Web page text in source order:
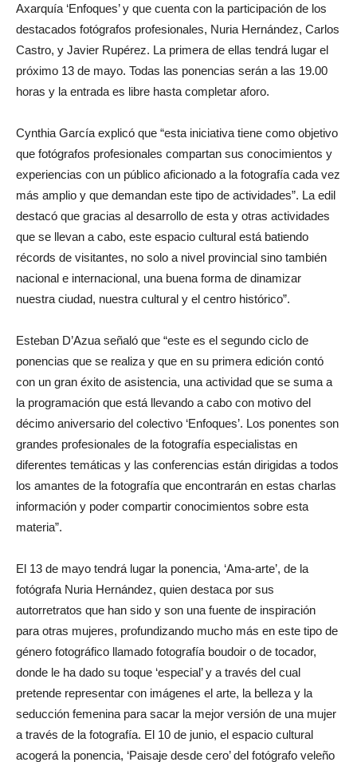
Axarquía ‘Enfoques’ y que cuenta con la participación de los
destacados fotógrafos profesionales, Nuria Hernández, Carlos
Castro, y Javier Rupérez. La primera de ellas tendrá lugar el
próximo 13 de mayo. Todas las ponencias serán a las 19.00
horas y la entrada es libre hasta completar aforo.
Cynthia García explicó que “esta iniciativa tiene como objetivo
que fotógrafos profesionales compartan sus conocimientos y
experiencias con un público aficionado a la fotografía cada vez
más amplio y que demandan este tipo de actividades”. La edil
destacó que gracias al desarrollo de esta y otras actividades
que se llevan a cabo, este espacio cultural está batiendo
récords de visitantes, no solo a nivel provincial sino también
nacional e internacional, una buena forma de dinamizar
nuestra ciudad, nuestra cultural y el centro histórico”.
Esteban D’Azua señaló que “este es el segundo ciclo de
ponencias que se realiza y que en su primera edición contó
con un gran éxito de asistencia, una actividad que se suma a
la programación que está llevando a cabo con motivo del
décimo aniversario del colectivo ‘Enfoques’. Los ponentes son
grandes profesionales de la fotografía especialistas en
diferentes temáticas y las conferencias están dirigidas a todos
los amantes de la fotografía que encontrarán en estas charlas
información y poder compartir conocimientos sobre esta
materia”.
El 13 de mayo tendrá lugar la ponencia, ‘Ama-arte’, de la
fotógrafa Nuria Hernández, quien destaca por sus
autorretratos que han sido y son una fuente de inspiración
para otras mujeres, profundizando mucho más en este tipo de
género fotográfico llamado fotografía boudoir o de tocador,
donde le ha dado su toque ‘especial’ y a través del cual
pretende representar con imágenes el arte, la belleza y la
seducción femenina para sacar la mejor versión de una mujer
a través de la fotografía. El 10 de junio, el espacio cultural
acogerá la ponencia, ‘Paisaje desde cero’ del fotógrafo veleño